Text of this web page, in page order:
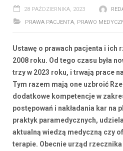
28 PAŹDZIERNIKA, 2023
PRAWA PACJENTA, PRAWO
Ustawę o prawach pacjenta i ich
2008 roku. Od tego czasu była
trzy w 2023 roku, i trwają prace
Tym razem mają one uzbroić
dodatkowe kompetencje w
postępowań i nakładania kar na
praktyk paramedycznych,
aktualną wiedzą medyczną czy
terapie. Obecnie urząd